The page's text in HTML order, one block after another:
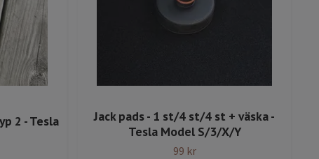
2 - Tesla
Jack pads - 1 st/4 st/4 st + väska -
Tesla Model S/3/X/Y
99 kr